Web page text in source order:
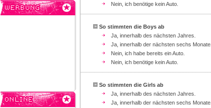
Nein, ich benötige kein Auto.
So stimmten die Boys ab
Ja, innerhalb des nächsten Jahres.
Ja, innerhalb der nächsten sechs Monate.
Nein, ich habe bereits ein Auto.
Nein, ich benötige kein Auto.
So stimmten die Girls ab
Ja, innerhalb des nächsten Jahres.
Ja, innerhalb der nächsten sechs Monate.